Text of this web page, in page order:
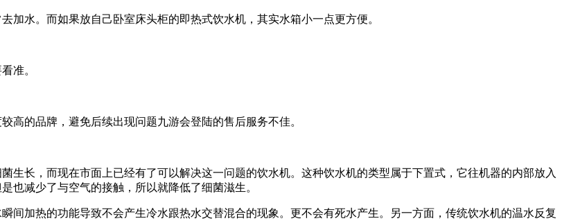
水。而如果放自己卧室床头柜的即热式饮水机，其实水箱小一点更方便。
准。
的品牌，避免后续出现问题九游会登陆的售后服务不佳。
长，而现在市面上已经有了可以解决这一问题的饮水机。这种饮水机的类型属于下置式，它往机器的内部放入
也减少了与空气的接触，所以就降低了细菌滋生。
加热的功能导致不会产生冷水跟热水交替混合的现象。更不会有死水产生。另一方面，传统饮水机的温水反复